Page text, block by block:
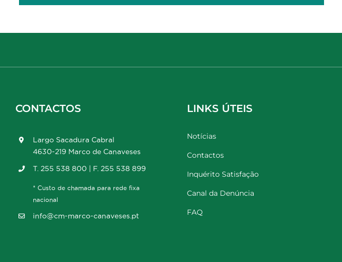
CONTACTOS
Largo Sacadura Cabral
4630-219 Marco de Canaveses
T. 255 538 800 | F. 255 538 899
* Custo de chamada para rede fixa
nacional
info@cm-marco-canaveses.pt
LINKS ÚTEIS
Notícias
Contactos
Inquérito Satisfação
Canal da Denúncia
FAQ